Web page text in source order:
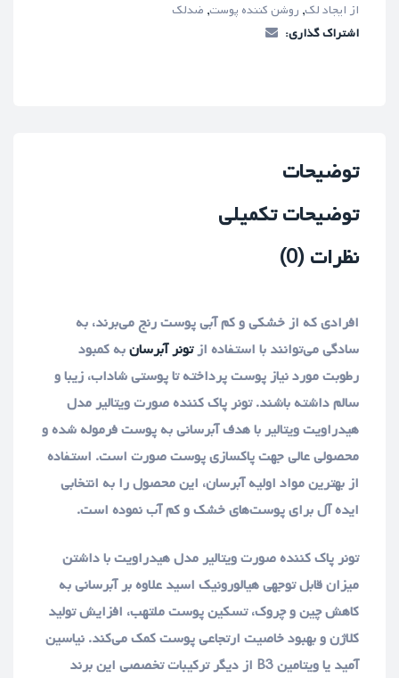
از ایجاد لک, روشن کننده پوست, ضدلک
اشتراک گذاری:
توضیحات
توضیحات تکمیلی
نظرات (0)
افرادی که از خشکی و کم آبی پوست رنج می‌برند، به
سادگی می‌توانند با استفاده ازتونر آبرسانبه کمبود
رطوبت مورد نیاز پوست پرداخته تا پوستی شاداب، زیبا و
سالم داشته باشند. تونر پاک کننده صورت ویتالیر مدل
هیدراویت ویتالیر با هدف آبرسانی به پوست فرموله شده و
محصولی عالی جهت پاکسازی پوست صورت است. استفاده
از بهترین مواد اولیه آبرسان، این محصول را به انتخابی
ایده آل برای پوست‌های خشک و کم آب نموده است.
تونر پاک کننده صورت ویتالیر مدل هیدراویت با داشتن
میزان قابل توجهی هیالورونیک اسید علاوه بر آبرسانی به
کاهش چین و چروک، تسکین پوست ملتهب، افزایش تولید
کلاژن و بهبود خاصیت ارتجاعی پوست کمک می‌کند. نیاسین
آمید یا ویتامین B3 از دیگر ترکیبات تخصصی این برند